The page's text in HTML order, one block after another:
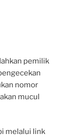
pemilik
nomor
mucul
melalui link